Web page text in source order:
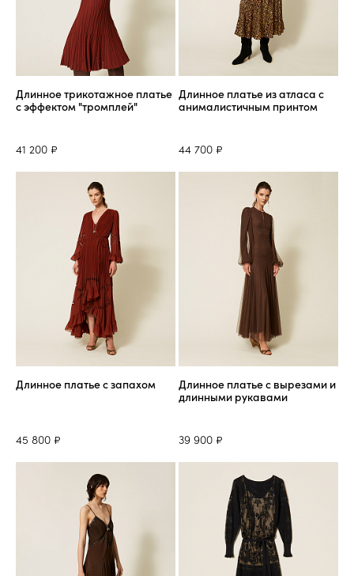
Длинное трикотажное платье
с эффектом "тромплей"
41 200 ₽
Длинное платье из атласа с
анималистичным принтом
44 700 ₽
Длинное платье с запахом
45 800 ₽
Длинное платье с вырезами и
длинными рукавами
39 900 ₽